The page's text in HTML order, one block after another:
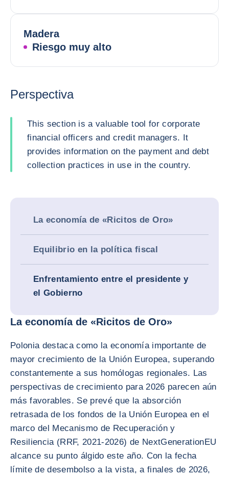
Madera
Riesgo muy alto
Perspectiva
This section is a valuable tool for corporate
financial officers and credit managers. It
provides information on the payment and debt
collection practices in use in the country.
La economía de «Ricitos de Oro»
Equilibrio en la política fiscal
Enfrentamiento entre el presidente y
el Gobierno
La economía de «Ricitos de Oro»
Polonia destaca como la economía importante de
mayor crecimiento de la Unión Europea, superando
constantemente a sus homólogas regionales. Las
perspectivas de crecimiento para 2026 parecen aún
más favorables. Se prevé que la absorción
retrasada de los fondos de la Unión Europea en el
marco del Mecanismo de Recuperación y
Resiliencia (RRF, 2021-2026) de NextGenerationEU
alcance su punto álgido este año. Con la fecha
límite de desembolso a la vista, a finales de 2026,